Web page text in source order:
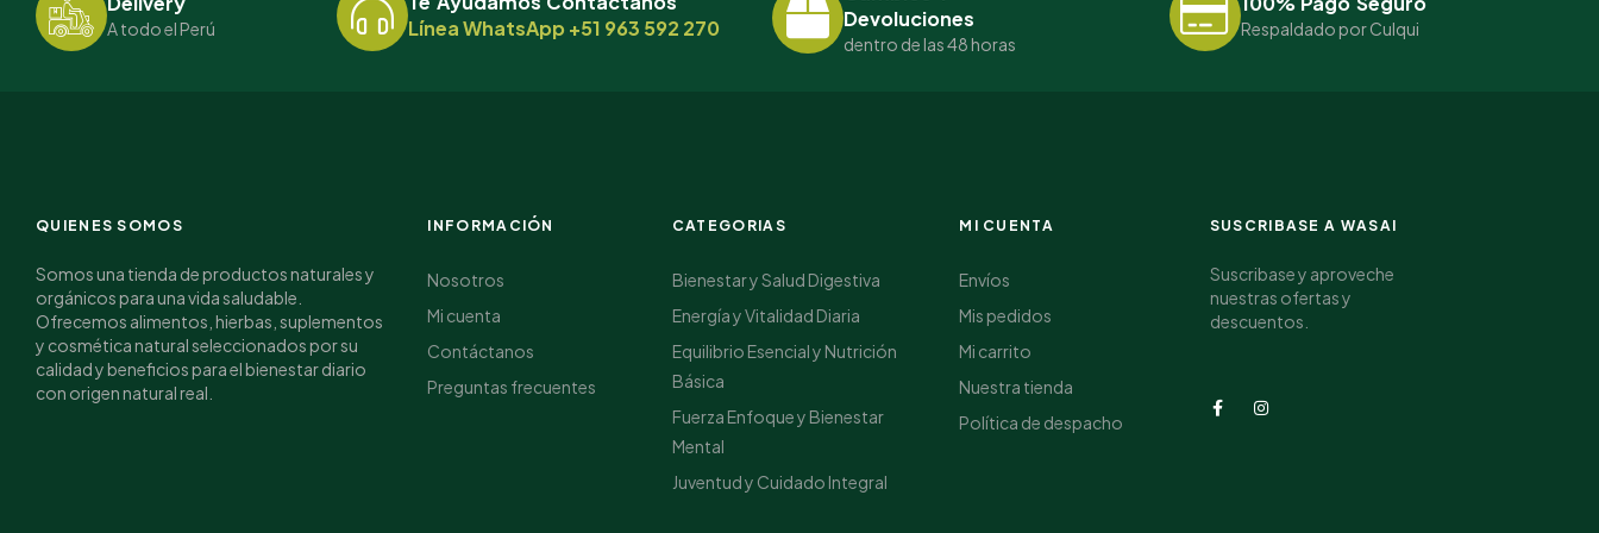
A todo el Perú
Línea WhatsApp +51 963 592 270
Devoluciones
dentro de las 48 horas
Respaldado por Culqui
QUIENES SOMOS
Somos una tienda de productos naturales y
orgánicos para una vida saludable.
Ofrecemos alimentos, hierbas, suplementos
y cosmética natural seleccionados por su
calidad y beneficios para el bienestar diario
con origen natural real.
INFORMACIÓN
Nosotros
Mi cuenta
Contáctanos
Preguntas frecuentes
CATEGORIAS
Bienestar y Salud Digestiva
Energía y Vitalidad Diaria
Equilibrio Esencial y Nutrición
Básica
Fuerza Enfoque y Bienestar
Mental
Juventud y Cuidado Integral
MI CUENTA
Envíos
Mis pedidos
Mi carrito
Nuestra tienda
Política de despacho
SUSCRIBASE A WASAI
Suscribase y aproveche
nuestras ofertas y
descuentos.